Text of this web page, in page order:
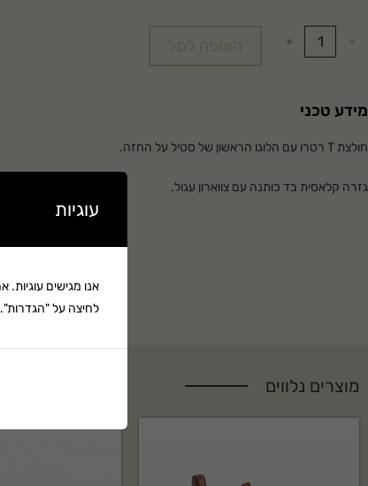
-
+ הוספה לסל
מידע טכני
חולצת T רטרו עם הלוגו הראשון של סטיל על החזה.
גזרה קלאסית בד כותנה עם צווארון עגול.
מוצרים נלווים
עוגיות
אנו מגישים
לחיצה על "הגדרות".